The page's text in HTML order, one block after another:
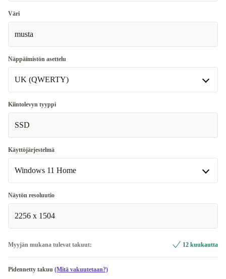
Väri
musta
Näppäimistön asettelu
UK (QWERTY)
UK (QWERTY)
ND (QWERTY)
Kiintolevyn tyyppi
SSD
Käyttöjärjestelmä
Windows 11 Home
Windows 11 Home
Saatavilla muissa konfiguraatioissa
Windows 11 Professional
Näytön resoluutio
2256 x 1504
Myyjän mukana tulevat takuut: 12 kuukautta
Pidennetty takuu (Mitä vakuutetaan?)